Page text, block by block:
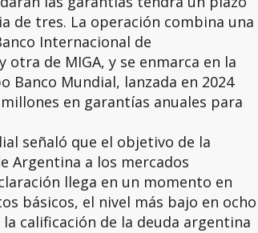
de tres. La operación combina una
Internacional de
otra de MIGA, y se enmarca en la
Banco Mundial, lanzada en 2024
en garantías anuales para
señaló que el objetivo de la
Argentina a los mercados
llega en un momento en
básicos, el nivel más bajo en ocho
calificación de la deuda argentina